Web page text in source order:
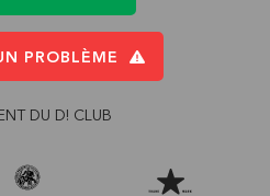
PROBLÈME
DU D! CLUB